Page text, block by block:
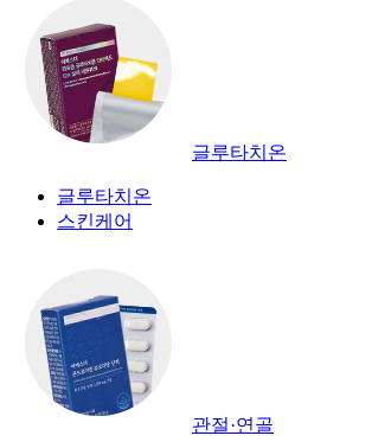
글루타치온
글루타치온
스킨케어
관절·연골